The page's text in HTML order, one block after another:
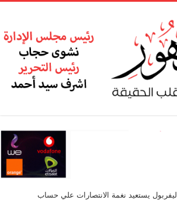
ليفربول يستعيد نغمة الانتصارات علي حساب